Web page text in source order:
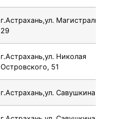
г.Астрахань,ул. Магистральная,
29
г.Астрахань,ул. Николая
Островского, 51
г.Астрахань,ул. Савушкина, 12А